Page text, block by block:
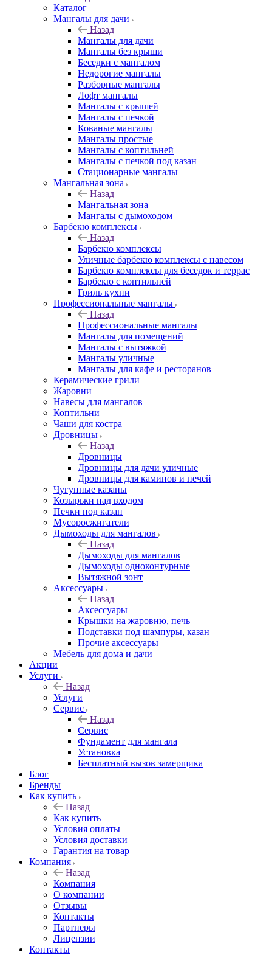
Каталог
Мангалы для дачи
Назад
Мангалы для дачи
Мангалы без крыши
Беседки с мангалом
Недорогие мангалы
Разборные мангалы
Лофт мангалы
Мангалы с крышей
Мангалы с печкой
Кованые мангалы
Мангалы простые
Мангалы с коптильней
Мангалы с печкой под казан
Стационарные мангалы
Мангальная зона
Назад
Мангальная зона
Мангалы с дымоходом
Барбекю комплексы
Назад
Барбекю комплексы
Уличные барбекю комплексы с навесом
Барбекю комплексы для беседок и террас
Барбекю с коптильней
Гриль кухни
Профессиональные мангалы
Назад
Профессиональные мангалы
Мангалы для помещений
Мангалы с вытяжкой
Мангалы уличные
Мангалы для кафе и ресторанов
Керамические грили
Жаровни
Навесы для мангалов
Коптильни
Чаши для костра
Дровницы
Назад
Дровницы
Дровницы для дачи уличные
Дровницы для каминов и печей
Чугунные казаны
Козырьки над входом
Печки под казан
Мусоросжигатели
Дымоходы для мангалов
Назад
Дымоходы для мангалов
Дымоходы одноконтурные
Вытяжной зонт
Аксессуары
Назад
Аксессуары
Крышки на жаровню, печь
Подставки под шампуры, казан
Прочие аксессуары
Мебель для дома и дачи
Акции
Услуги
Назад
Услуги
Сервис
Назад
Сервис
Фундамент для мангала
Установка
Бесплатный вызов замерщика
Блог
Бренды
Как купить
Назад
Как купить
Условия оплаты
Условия доставки
Гарантия на товар
Компания
Назад
Компания
О компании
Отзывы
Контакты
Партнеры
Лицензии
Контакты